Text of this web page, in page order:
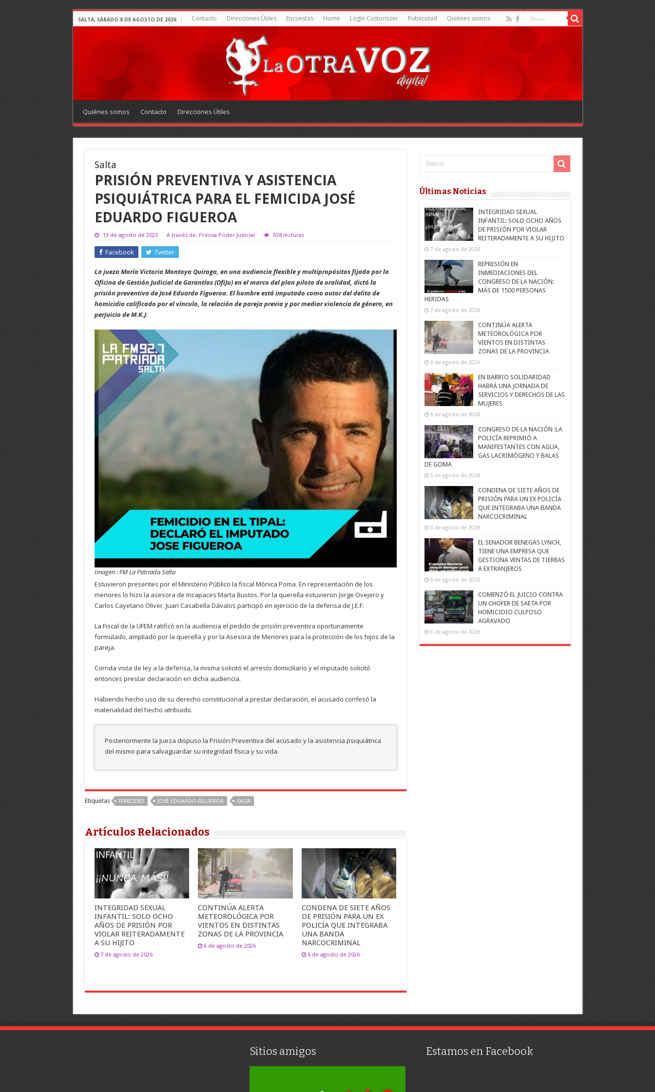
SALTA, SÁBADO 8 DE AGOSTO DE 2026 Contacto Direcciones Útiles Encuestas Home Login Customizer Publicidad Quiénes somos
Quiénes somos Contacto Direcciones Útiles
Salta
PRISIÓN PREVENTIVA Y ASISTENCIA
PSIQUIÁTRICA PARA EL FEMICIDA JOSÉ
EDUARDO FIGUEROA
13 de agosto de 2023 A través de: Prensa Poder Judicial 638 lecturas
Facebook Twitter
La jueza María Victoria Montoya Quiroga, en una audiencia flexible y multipropósitos fijada por la
Oficina de Gestión Judicial de Garantías (OfiJu) en el marco del plan piloto de oralidad, dictó la
prisión preventiva de José Eduardo Figueroa. El hombre está imputado como autor del delito de
homicidio calificado por el vínculo, la relación de pareja previa y por mediar violencia de género, en
perjuicio de M.K.J.
Imagen : FM La Patriada Salta
Estuvieron presentes por el Ministerio Público la fiscal Mónica Poma. En representación de los
menores lo hizo la asesora de Incapaces Marta Bustos. Por la querella estuvieron Jorge Ovejero y
Carlos Cayetano Oliver. Juan Casabella Dávalos participó en ejercicio de la defensa de J.E.F.
La Fiscal de la UFEM ratificó en la audiencia el pedido de prisión preventiva oportunamente
formulado, ampliado por la querella y por la Asesora de Menores para la protección de los hijos de la
pareja.
Corrida vista de ley a la defensa, la misma solicitó el arresto domiciliario y el imputado solicitó
entonces prestar declaración en dicha audiencia.
Habiendo hecho uso de su derecho constitucional a prestar declaración, el acusado confesó la
materialidad del hecho atribuido.
Posteriormente la Jueza dispuso la Prisión Preventiva del acusado y la asistencia psiquiátrica
del mismo para salvaguardar su integridad física y su vida.
Etiquetas FEMICIDIO JOSÉ EDUARDO FIGUEROA SALTA
Artículos Relacionados
INTEGRIDAD SEXUAL
INFANTIL: SOLO OCHO
AÑOS DE PRISIÓN POR
VIOLAR REITERADAMENTE
A SU HIJITO
7 de agosto de 2026
CONTINÚA ALERTA
METEOROLÓGICA POR
VIENTOS EN DISTINTAS
ZONAS DE LA PROVINCIA
6 de agosto de 2026
CONDENA DE SIETE AÑOS
DE PRISIÓN PARA UN EX
POLICÍA QUE INTEGRABA
UNA BANDA
NARCOCRIMINAL
6 de agosto de 2026
Últimas Noticias
INTEGRIDAD SEXUAL
INFANTIL: SOLO OCHO AÑOS
DE PRISIÓN POR VIOLAR
REITERADAMENTE A SU HIJITO
7 de agosto de 2026
REPRESIÓN EN
INMEDIACIONES DEL
CONGRESO DE LA NACIÓN:
MÁS DE 1500 PERSONAS
HERIDAS
7 de agosto de 2026
CONTINÚA ALERTA
METEOROLÓGICA POR
VIENTOS EN DISTINTAS
ZONAS DE LA PROVINCIA
6 de agosto de 2026
EN BARRIO SOLIDARIDAD
HABRÁ UNA JORNADA DE
SERVICIOS Y DERECHOS DE LAS
MUJERES
6 de agosto de 2026
CONGRESO DE LA NACIÓN :LA
POLICÍA REPRIMIÓ A
MANIFESTANTES CON AGUA,
GAS LACRIMÓGENO Y BALAS
DE GOMA
6 de agosto de 2026
CONDENA DE SIETE AÑOS DE
PRISIÓN PARA UN EX POLICÍA
QUE INTEGRABA UNA BANDA
NARCOCRIMINAL
6 de agosto de 2026
EL SENADOR BENEGAS LYNCH,
TIENE UNA EMPRESA QUE
GESTIONA VENTAS DE TIERRAS
A EXTRANJEROS
6 de agosto de 2026
COMENZÓ EL JUICIO CONTRA
UN CHOFER DE SAETA POR
HOMICIDIO CULPOSO
AGRAVADO
6 de agosto de 2026
Sitios amigos Estamos en Facebook